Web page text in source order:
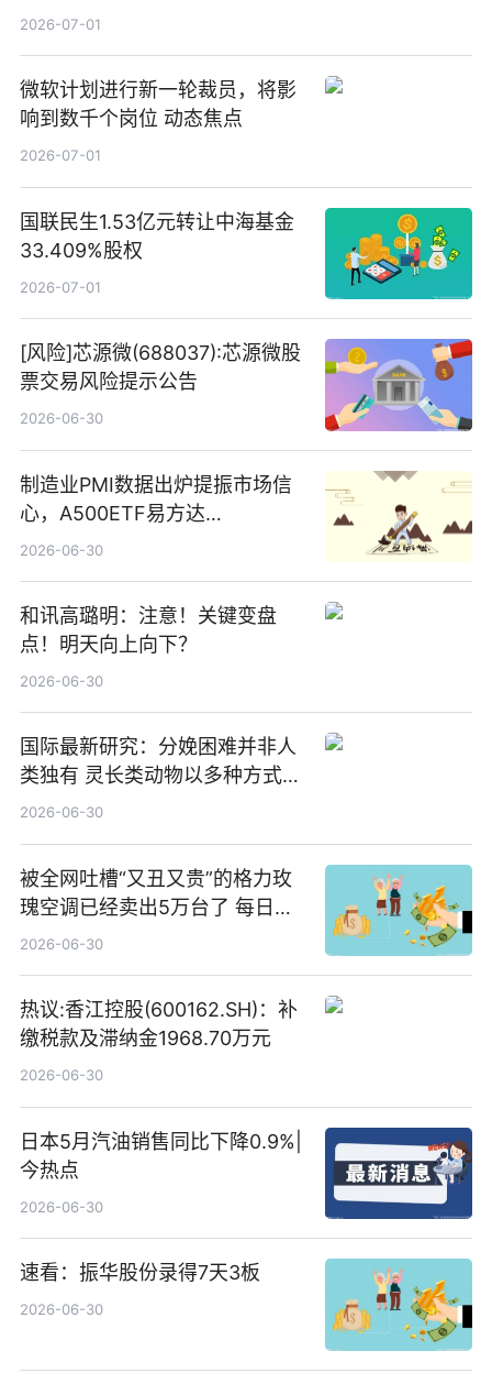
立讯精密、寒武纪、工业富联
2026-07-01
微软计划进行新一轮裁员，将影
响到数千个岗位 动态焦点
2026-07-01
国联民生1.53亿元转让中海基金
33.409%股权
2026-07-01
[风险]芯源微(688037):芯源微股
票交易风险提示公告
2026-06-30
制造业PMI数据出炉提振市场信
心，A500ETF易方达
（159361）昨日“吸金”1.7亿元-
2026-06-30
和讯高璐明：注意！关键变盘
点！明天向上向下？
2026-06-30
国际最新研究：分娩困难并非人
类独有 灵长类动物以多种方式演
化|最新消息
2026-06-30
被全网吐槽“又丑又贵”的格力玫
瑰空调已经卖出5万台了 每日热
文
2026-06-30
热议:香江控股(600162.SH)：补
缴税款及滞纳金1968.70万元
2026-06-30
日本5月汽油销售同比下降0.9%|
今热点
2026-06-30
速看：振华股份录得7天3板
2026-06-30